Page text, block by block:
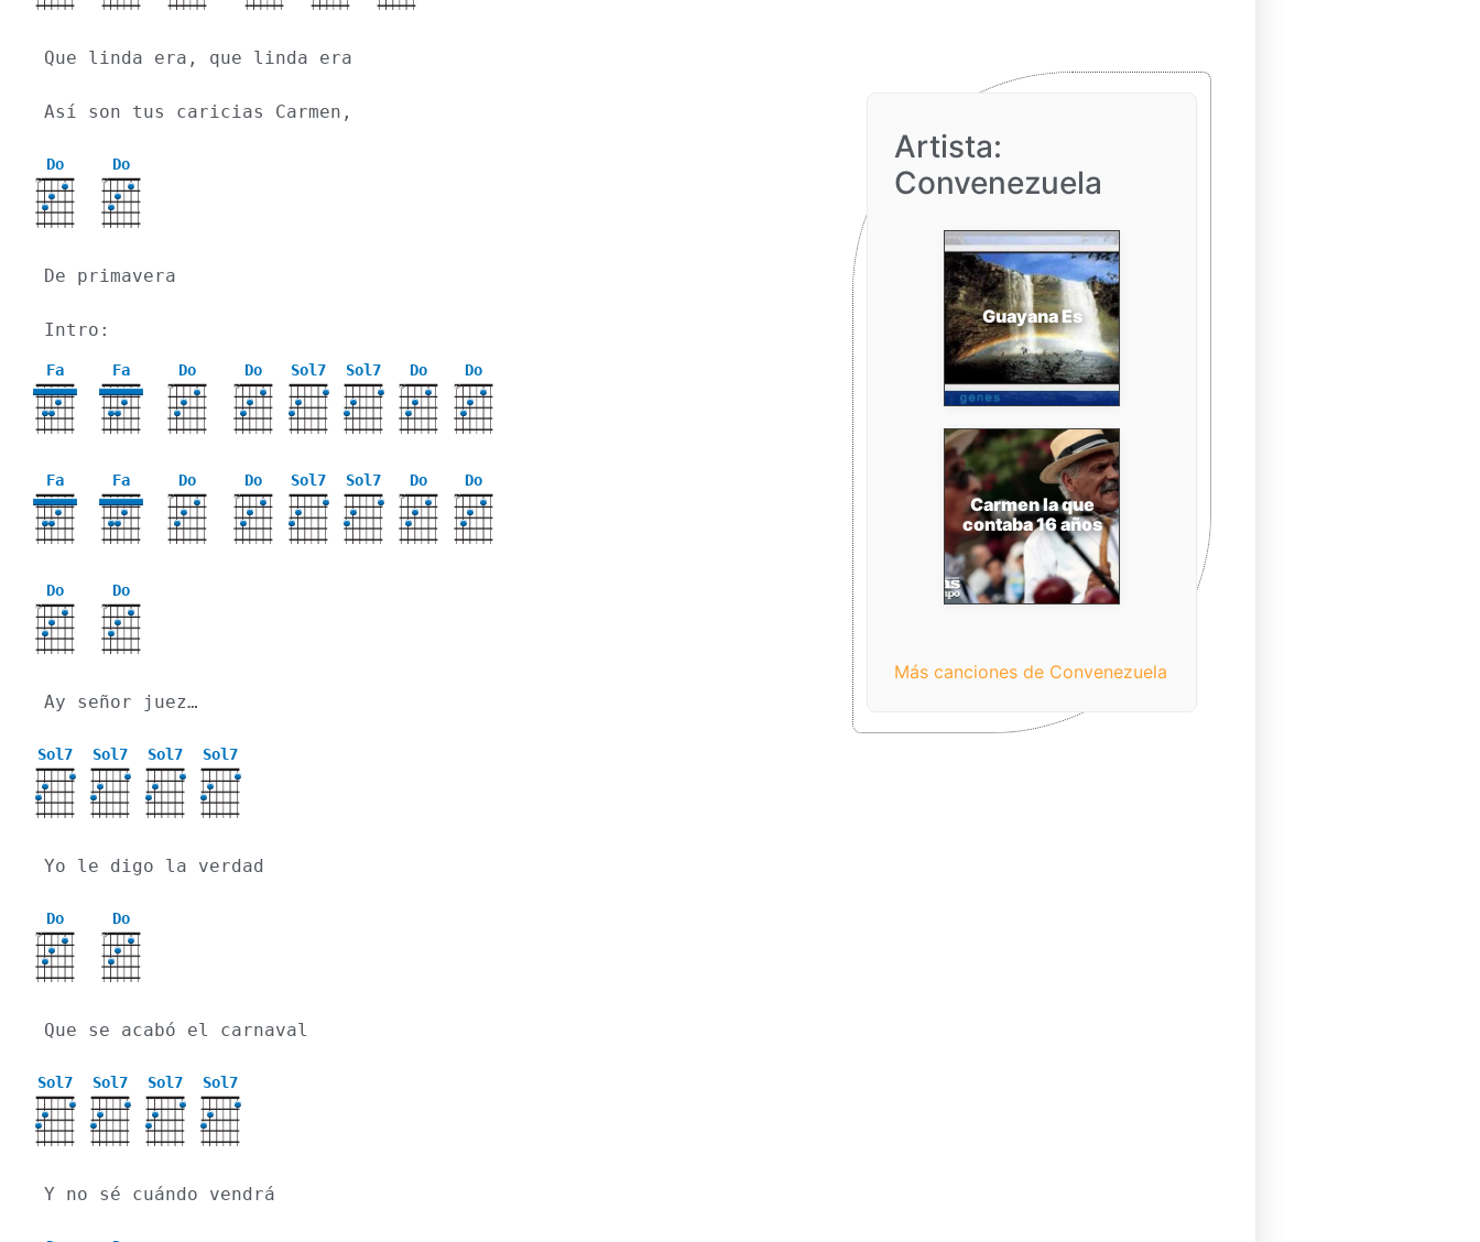
Que linda era, que linda era
Así son tus caricias Carmen,
Do
X
Do
X
De primavera
Intro:
Fa Fa Do
X
Do
X
Sol7 Sol7 Do
X
Do
X
Fa Fa Do
X
Do
X
Sol7 Sol7 Do
X
Do
X
Do
X
Do
X
Ay señor juez…
Sol7 Sol7 Sol7 Sol7
Yo le digo la verdad
Do
X
Do
X
Que se acabó el carnaval
Sol7 Sol7 Sol7 Sol7
Y no sé cuándo vendrá
Artista:
Convenezuela
Guayana Es
Carmen la que
contaba 16 años
Más canciones de Convenezuela